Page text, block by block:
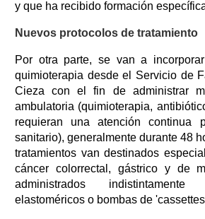
y que ha recibido formación
Nuevos protocolos de tratamiento
Por otra parte, se van a
quimioterapia desde el Servicio de
Cieza con el fin de administrar
ambulatoria (quimioterapia,
requieran una atención continua
sanitario), generalmente durante 48
tratamientos van destinados
cáncer colorrectal, gástrico y de
administrados
elastoméricos o bombas de